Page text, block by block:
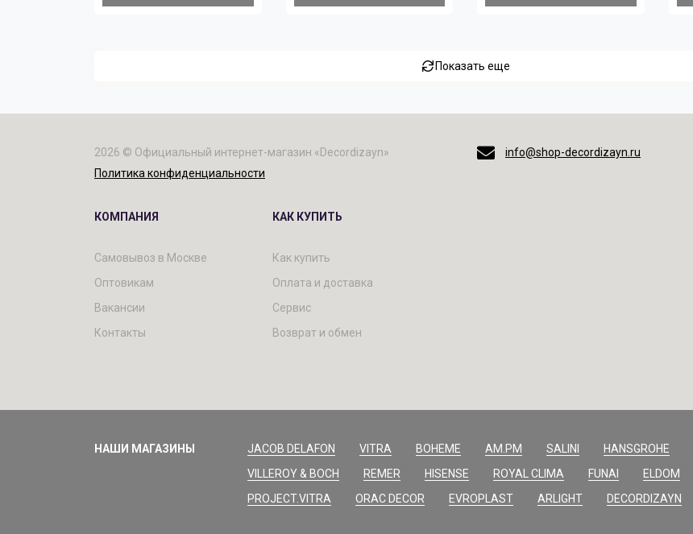
Показать еще
2026 © Официальный интернет-магазин «Decordizayn»
Политика конфиденциальности
info@shop-decordizayn.ru
КОМПАНИЯ
Самовывоз в Москве
Оптовикам
Вакансии
Контакты
КАК КУПИТЬ
Как купить
Оплата и доставка
Сервис
Возврат и обмен
НАШИ МАГАЗИНЫ JACOB DELAFON VITRA BOHEME AM.PM SALINI HANSGROHE
VILLEROY & BOCH
REMER HISENSE ROYAL CLIMA FUNAI ELDOM
PROJECT.VITRA
ORAC DECOR EVROPLAST ARLIGHT DECORDIZAYN